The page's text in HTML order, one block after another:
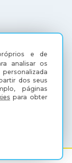
e de
analisar os
dos seus
páginas
para obter